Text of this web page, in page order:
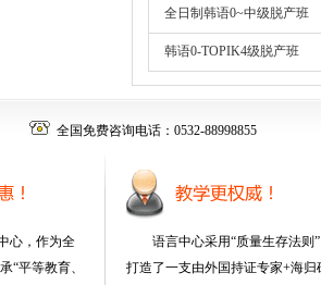
全日制韩语0~中级脱产班
韩语0-TOPIK4级脱产班
全国免费咨询电话：0532-88998855
心，作为全
“平等教育、
语言中心采用“质量生存法则
打造了一支由外国持证专家+海归